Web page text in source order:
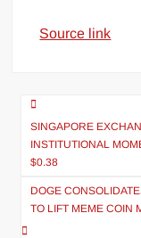
Source link
SINGAPORE
INSTITUTIONAL
$0.38
DOGE
TO LIFT MEME COIN